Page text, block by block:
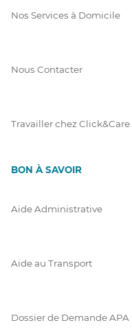
Nos Services à Domicile
Nous Contacter
Travailler chez Click&Care
BON À SAVOIR
Aide Administrative
Aide au Transport
Dossier de Demande APA